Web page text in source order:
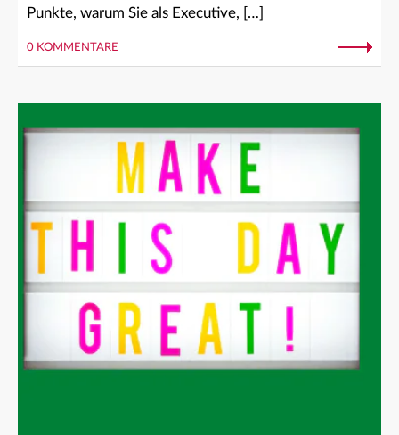
Punkte, warum Sie als Executive, […]
0 KOMMENTARE